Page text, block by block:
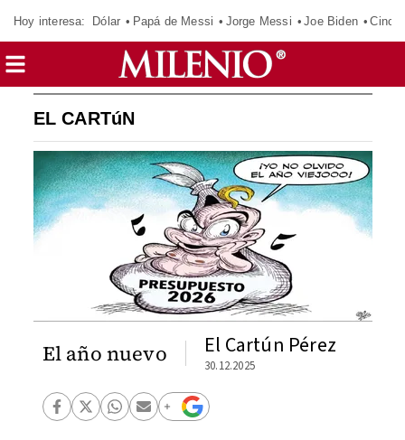
Hoy interesa: Dólar Papá de Messi Jorge Messi Joe Biden
EL CARTúN
El año nuevo El Cartún Pérez
30.12.2025